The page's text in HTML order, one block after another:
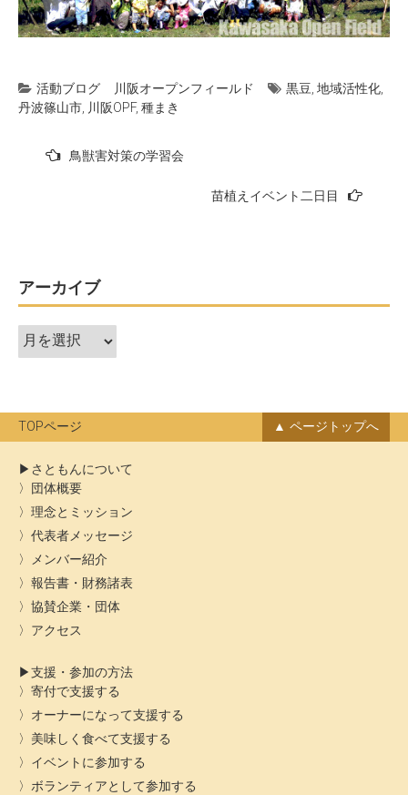
活動ブログ 川阪オープンフィールド 黒豆 地域活性化
丹波篠山市 川阪OPF, 種まき
ー
シ
ョ
鳥獣害対策の学習会
苗植えイベント二日目
アーカイブ
ア
ー
ブ
TOPページ ページトップへ
さともんについて
団体概要
理念とミッション
代表者メッセージ
メンバー紹介
報告書・財務諸表
協賛企業・団体
アクセス
支援・参加の方法
寄付で支援する
オーナーになって支援する
美味しく食べて支援する
イベントに参加する
ボランティアとして参加する